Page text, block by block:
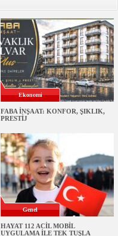
Ekonomi
FABA İNŞAAT: KONFOR, ŞIKLIK,
PRESTİJ
Genel
HAYAT 112 ACİL MOBİL
UYGULAMA İLE TEK TUŞLA